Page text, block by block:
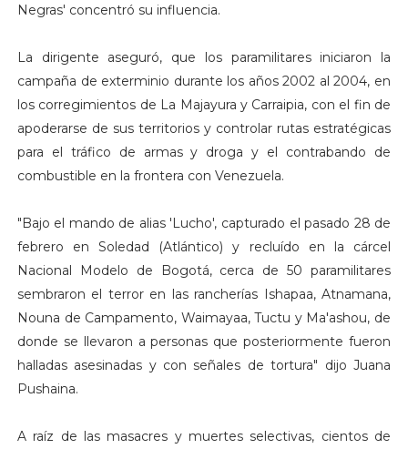
Negras' concentró su influencia.
La dirigente aseguró, que los paramilitares iniciaron la
campaña de exterminio durante los años 2002 al 2004, en
los corregimientos de La Majayura y Carraipia, con el fin de
apoderarse de sus territorios y controlar rutas estratégicas
para el tráfico de armas y droga y el contrabando de
combustible en la frontera con Venezuela.
"Bajo el mando de alias 'Lucho', capturado el pasado 28 de
febrero en Soledad (Atlántico) y recluído en la cárcel
Nacional Modelo de Bogotá, cerca de 50 paramilitares
sembraron el terror en las rancherías Ishapaa, Atnamana,
Nouna de Campamento, Waimayaa, Tuctu y Ma'ashou, de
donde se llevaron a personas que posteriormente fueron
halladas asesinadas y con señales de tortura" dijo Juana
Pushaina.
A raíz de las masacres y muertes selectivas, cientos de